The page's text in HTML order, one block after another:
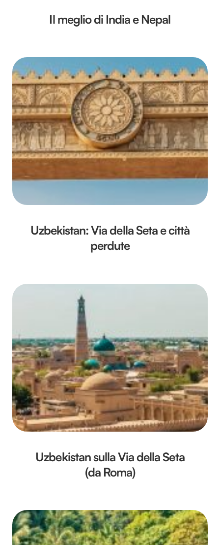
Il meglio di India e Nepal
Uzbekistan: Via della Seta e città
perdute
Uzbekistan sulla Via della Seta
(da Roma)